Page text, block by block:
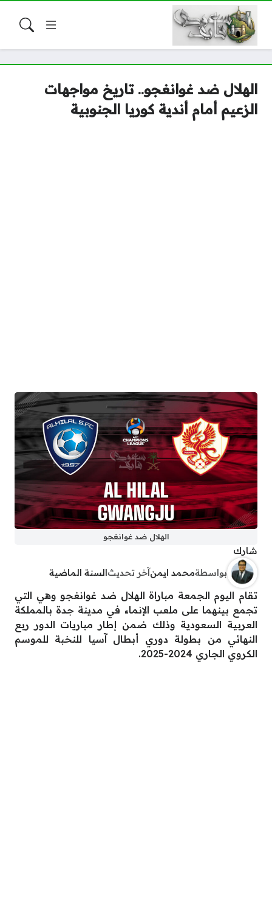
الهلال ضد غوانغجو.. تاريخ مواجهات
الزعيم أمام أندية كوريا الجنوبية
الهلال ضد غوانغجو
شارك
بواسطةمحمد ايمنآخر تحديثالسنة الماضية
تقام اليوم الجمعة مباراة الهلال ضد غوانغجو وهي التي
تجمع بينهما على ملعب الإنماء في مدينة جدة بالمملكة
العربية السعودية وذلك ضمن إطار مباريات الدور ربع
النهائي من بطولة دوري أبطال آسيا للنخبة للموسم
الكروي الجاري 2024-2025.